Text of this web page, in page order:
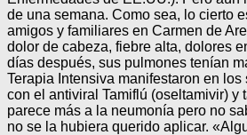
de una semana. Como sea, lo cierto
amigos y familiares en Carmen de
dolor de cabeza, fiebre alta, dolores
días después, sus pulmones tenían
Terapia Intensiva manifestaron en
con el antiviral Tamiflú (oseltamivir) y
parece más a la neumonía pero no
no se la hubiera querido aplicar.